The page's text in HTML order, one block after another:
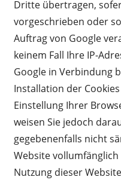
Dritte übertragen,
vorgeschrieben oder
Auftrag von Google
keinem Fall Ihre IP-
Google in Verbindung
Installation der
Einstellung Ihrer
weisen Sie jedoch
gegebenenfalls nicht
Website
Nutzung dieser